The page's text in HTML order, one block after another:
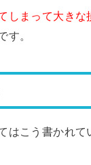
しまって大きな
す。
こう書かれて